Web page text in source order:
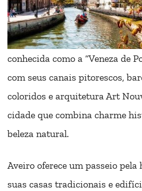
conhecida como a “Veneza de
com seus canais pitorescos,
coloridos e arquitetura Art
cidade que combina charme
beleza natural.
Aveiro oferece um passeio
suas casas tradicionais e